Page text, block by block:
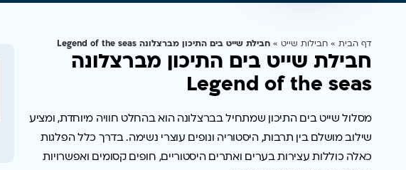
דף הבית » חבילות שייט » חבילת שייט בים התיכון מברצלונה Legend of the seas
חבילת שייט בים התיכון מברצלונה
Legend of the seas
מסלול שייט בים התיכון שמתחיל בברצלונה הוא בהחלט חוויה מיוחדת, ומציע
שילוב מושלם בין תרבות, היסטוריה ונופים עוצרי נשימה. בדרך כלל הפלגות
כאלה כוללות עצירות בערים ואתרים היסטוריים, חופים קסומים ואפשרויות